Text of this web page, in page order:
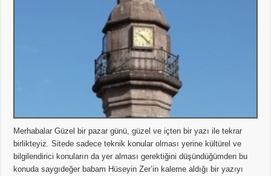
Merhabalar Güzel bir pazar günü, güzel ve içten bir yazı ile tekrar
birlikteyiz. Sitede sadece teknik konular olması yerine kültürel ve
bilgilendirici konuların da yer alması gerektiğini düşündüğümden bu
konuda saygıdeğer babam Hüseyin Zer’in kaleme aldığı bir yazıyı